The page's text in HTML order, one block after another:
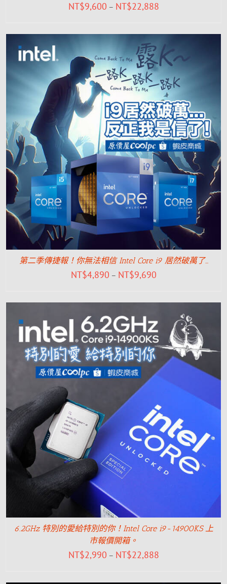
NT$9,600 – NT$22,888
第二季傳捷報！你無法相信 Intel Core i9 居然破萬了…
NT$4,890 – NT$9,690
6.2GHz 特別的愛給特別的你！Intel Core i9-14900KS 上
市報價開箱。
NT$2,990 – NT$22,888